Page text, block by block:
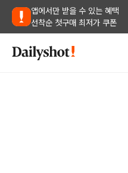
앱에서만 받을 수 있는 혜택
선착순 첫구매 최저가 쿠폰